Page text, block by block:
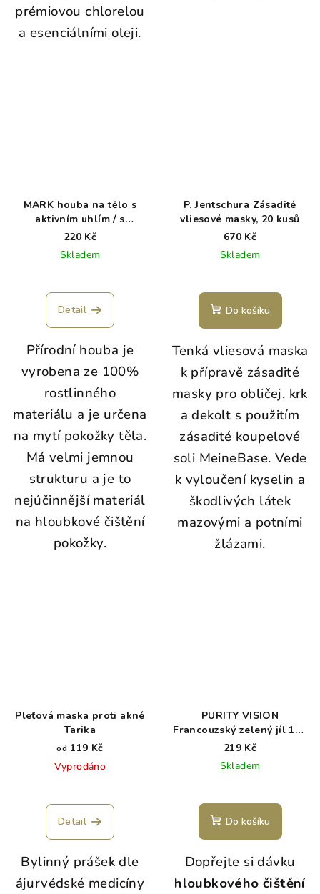
prémiovou chlorelou
a esenciálními oleji.
MARK houba na tělo s
aktivním uhlím / s
extraktem ze zeleného
čaje
220 Kč
Skladem
Detail
Přírodní houba je
vyrobena ze 100%
rostlinného
materiálu a je určena
na mytí pokožky těla.
Má velmi jemnou
strukturu a je to
nejúčinnější materiál
na hloubkové čištění
pokožky.
P. Jentschura Zásadité
vliesové masky, 20 kusů
670 Kč
Skladem
Do košíku
Tenká vliesová maska
k přípravě zásadité
masky pro obličej, krk
a dekolt s použitím
zásadité koupelové
soli MeineBase. Vede
k vyloučení kyselin a
škodlivých látek
mazovými a potními
žlázami.
Pleťová maska proti akné
Tarika
od 119 Kč
Vyprodáno
Detail
Bylinný prášek dle
ájurvédské medicíny
PURITY VISION
Francouzský zelený jíl 150
g
219 Kč
Skladem
Do košíku
Dopřejte si dávku
hloubkového čištění